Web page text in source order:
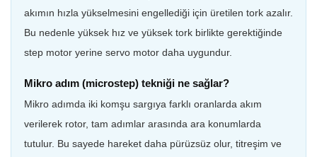
akımın hızla yükselmesini engellediği için üretilen tork azalır.
Bu nedenle yüksek hız ve yüksek tork birlikte gerektiğinde
step motor yerine servo motor daha uygundur.
Mikro adım (microstep) tekniği ne sağlar?
Mikro adımda iki komşu sargıya farklı oranlarda akım
verilerek rotor, tam adımlar arasında ara konumlarda
tutulur. Bu sayede hareket daha pürüzsüz olur, titreşim ve